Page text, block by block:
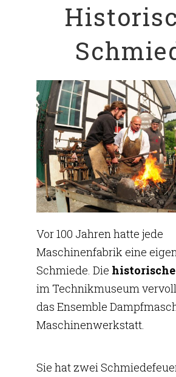
Vor 100 Jahren hatte jede
Maschinenfabrik eine
Schmiede. Die
im Technikmuseum
das Ensemble
Maschinenwerkstatt.
Sie hat zwei